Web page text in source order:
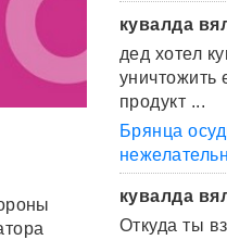
кувалда
дед хотел
уничтожить
продукт ...
Брянца
кувалда
Откуда ты